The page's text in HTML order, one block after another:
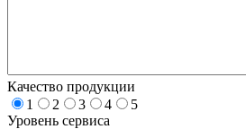
Качество продукции
1
2 3 4
5
Уровень сервиса